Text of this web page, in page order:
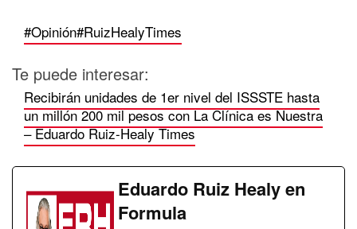
#Opinión#RuizHealyTimes
Te puede interesar:
Recibirán unidades de 1er nivel del ISSSTE hasta
un millón 200 mil pesos con La Clínica es Nuestra
– Eduardo Ruiz-Healy Times
Eduardo Ruiz Healy en
Formula